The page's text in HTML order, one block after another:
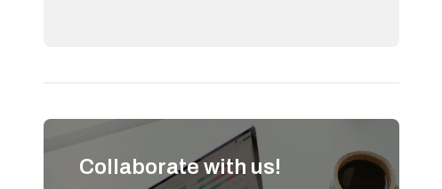
Collaborate with us!